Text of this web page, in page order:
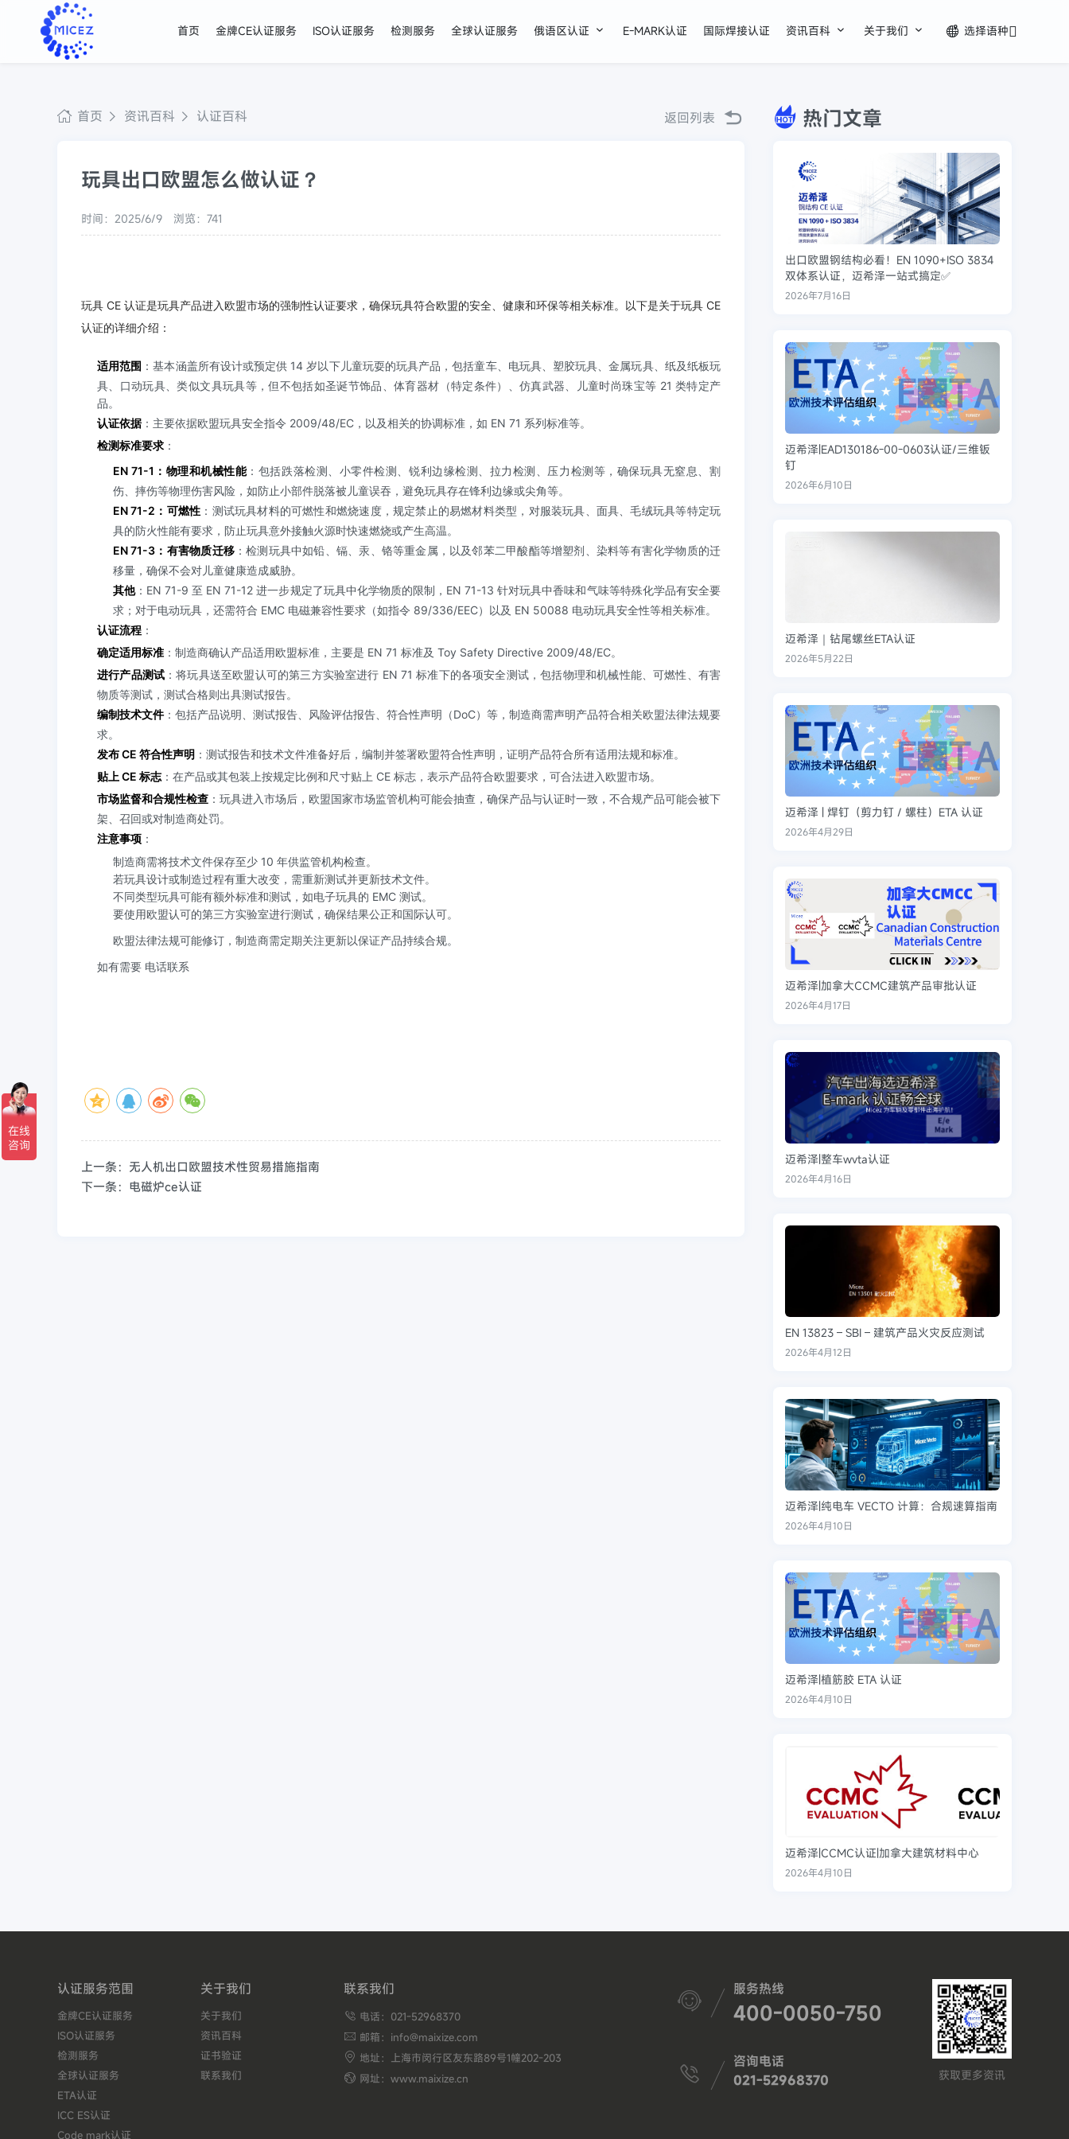
首页 金牌CE认证服务 ISO认证服务 检测服务 全球认证服务 俄语区认证  E-MARK认证 国际焊接认证 资讯百科  关于我们  选择语种
首页 资讯百科 认证百科 返回列表
玩具出口欧盟怎么做认证？
时间：2025/6/9 浏览：741
玩具 CE 认证是玩具产品进入欧盟市场的强制性认证要求，确保玩具符合欧盟的安全、健康和环保等相关标准。以下是关于玩具 CE
认证的详细介绍：
适用范围 ：基本涵盖所有设计或预定供 14 岁以下儿童玩耍的玩具产品，包括童车、电玩具、塑胶玩具、金属玩具、纸及纸板玩
具、口动玩具、类似文具玩具等，但不包括如圣诞节饰品、体育器材（特定条件）、仿真武器、儿童时尚珠宝等 21 类特定产
品。
认证依据：主要依据欧盟玩具安全指令 2009/48/EC，以及相关的协调标准，如 EN 71 系列标准等。
检测标准要求 ：
EN 71-1：物理和机械性能：包括跌落检测、小零件检测、锐利边缘检测、拉力检测、压力检测等，确保玩具无窒息、割
伤、摔伤等物理伤害风险，如防止小部件脱落被儿童误吞，避免玩具存在锋利边缘或尖角等。
EN 71-2：可燃性 ：测试玩具材料的可燃性和燃烧速度，规定禁止的易燃材料类型，对服装玩具、面具、毛绒玩具等特定玩
具的防火性能有要求，防止玩具意外接触火源时快速燃烧或产生高温。
EN 71-3：有害物质迁移：检测玩具中如铅、镉、汞、铬等重金属，以及邻苯二甲酸酯等增塑剂、染料等有害化学物质的迁
移量，确保不会对儿童健康造成威胁。
其他：EN 71-9 至 EN 71-12 进一步规定了玩具中化学物质的限制，EN 71-13 针对玩具中香味和气味等特殊化学品有安全要
求；对于电动玩具，还需符合 EMC 电磁兼容性要求（如指令 89/336/EEC）以及 EN 50088 电动玩具安全性等相关标准。
认证流程 ：
确定适用标准 ：制造商确认产品适用欧盟标准，主要是 EN 71 标准及 Toy Safety Directive 2009/48/EC。
进行产品测试 ：将玩具送至欧盟认可的第三方实验室进行 EN 71 标准下的各项安全测试，包括物理和机械性能、可燃性、有害
物质等测试，测试合格则出具测试报告。
编制技术文件：包括产品说明、测试报告、风险评估报告、符合性声明（DoC）等，制造商需声明产品符合相关欧盟法律法规要
求。
发布 CE 符合性声明 ：测试报告和技术文件准备好后，编制并签署欧盟符合性声明，证明产品符合所有适用法规和标准。
贴上 CE 标志 ：在产品或其包装上按规定比例和尺寸贴上 CE 标志，表示产品符合欧盟要求，可合法进入欧盟市场。
市场监督和合规性检查 ：玩具进入市场后，欧盟国家市场监管机构可能会抽查，确保产品与认证时一致，不合规产品可能会被下
架、召回或对制造商处罚。
注意事项 ：
制造商需将技术文件保存至少 10 年供监管机构检查。
若玩具设计或制造过程有重大改变，需重新测试并更新技术文件。
不同类型玩具可能有额外标准和测试，如电子玩具的 EMC 测试。
要使用欧盟认可的第三方实验室进行测试，确保结果公正和国际认可。
欧盟法律法规可能修订，制造商需定期关注更新以保证产品持续合规。
如有需要 电话联系
上一条：无人机出口欧盟技术性贸易措施指南
下一条：电磁炉ce认证
热门文章
出口欧盟钢结构必看！EN 1090+ISO 3834
双体系认证，迈希泽一站式搞定✅
2026年7月16日
迈希泽|EAD130186-00-0603认证/三维钣
钉
2026年6月10日
迈希泽｜钻尾螺丝ETA认证
2026年5月22日
迈希泽 | 焊钉（剪力钉 / 螺柱）ETA 认证
2026年4月29日
迈希泽|加拿大CCMC建筑产品审批认证
2026年4月17日
迈希泽|整车wvta认证
2026年4月16日
EN 13823 – SBI – 建筑产品火灾反应测试
2026年4月12日
迈希泽|纯电车 VECTO 计算：合规速算指南
2026年4月10日
迈希泽|植筋胶 ETA 认证
2026年4月10日
迈希泽|CCMC认证|加拿大建筑材料中心
2026年4月10日
认证服务范围
金牌CE认证服务
ISO认证服务
检测服务
全球认证服务
ETA认证
ICC ES认证
Code mark认证
关于我们
关于我们
资讯百科
证书验证
联系我们
联系我们
 电话：021-52968370
 邮箱：info@maixize.com
 地址：上海市闵行区友东路89号1幢202-203
 网址：www.maixize.cn

服务热线
400-0050-750

咨询电话
021-52968370
获取更多资讯